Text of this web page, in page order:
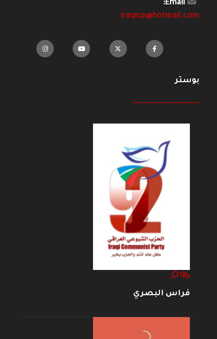
Email:
iraqicp@hotmail.com
بوستر
--------------------
فراس البصري